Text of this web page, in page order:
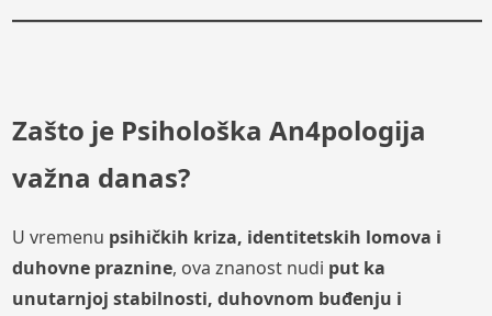
Zašto je Psihološka An4pologija
važna danas?
U vremenu psihičkih kriza, identitetskih lomova i
duhovne praznine, ova znanost nudi put ka
unutarnjoj stabilnosti, duhovnom buđenju i